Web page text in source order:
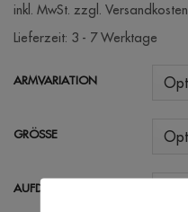
inkl. MwSt. zzgl. Versandkosten
Lieferzeit: 3 - 7 Werktage
ARMVARIATION
GRÖSSE
AUFDRUCKFARBE